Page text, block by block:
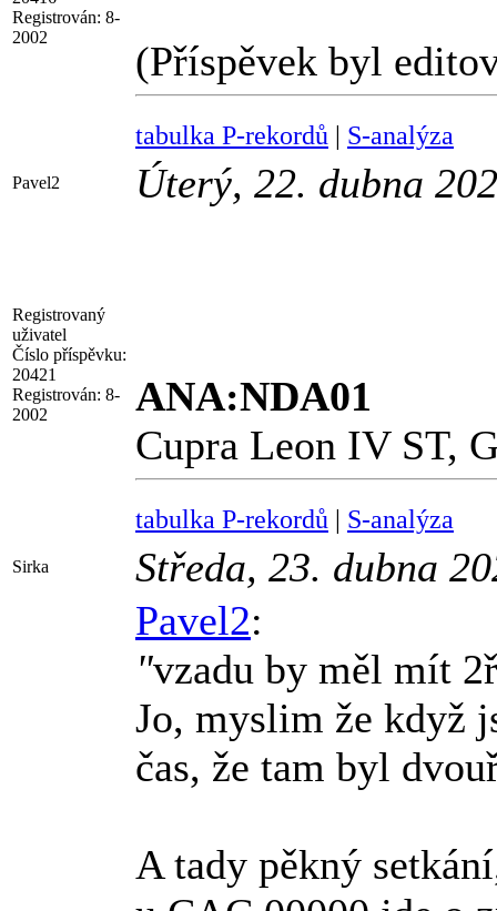
Registrován: 8-
2002
(Příspěvek byl
tabulka P-rekordů | S-analýza
Pavel2 Úterý, 22. dubna
Registrovaný
uživatel
Číslo příspěvku:
20421
Registrován: 8-
2002
ANA:NDA01
Cupra Leon IV ST,
tabulka P-rekordů | S-analýza
Sirka Středa, 23. dubna
Pavel2:
"vzadu by měl mít
Jo, myslim že když
čas, že tam byl
A tady pěkný